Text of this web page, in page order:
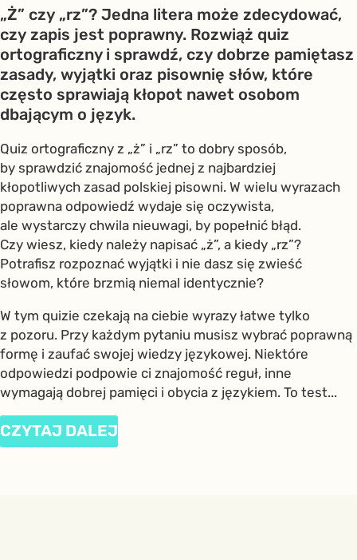
„Ż” czy „rz”? Jedna litera może zdecydować,
czy zapis jest poprawny. Rozwiąż quiz
ortograficzny i sprawdź, czy dobrze pamiętasz
zasady, wyjątki oraz pisownię słów, które
często sprawiają kłopot nawet osobom
dbającym o język.
Quiz ortograficzny z „ż” i „rz” to dobry sposób,
by sprawdzić znajomość jednej z najbardziej
kłopotliwych zasad polskiej pisowni. W wielu wyrazach
poprawna odpowiedź wydaje się oczywista,
ale wystarczy chwila nieuwagi, by popełnić błąd.
Czy wiesz, kiedy należy napisać „ż”, a kiedy „rz”?
Potrafisz rozpoznać wyjątki i nie dasz się zwieść
słowom, które brzmią niemal identycznie?
W tym quizie czekają na ciebie wyrazy łatwe tylko
z pozoru. Przy każdym pytaniu musisz wybrać poprawną
formę i zaufać swojej wiedzy językowej. Niektóre
odpowiedzi podpowie ci znajomość reguł, inne
wymagają dobrej pamięci i obycia z językiem. To test...
CZYTAJ DALEJ